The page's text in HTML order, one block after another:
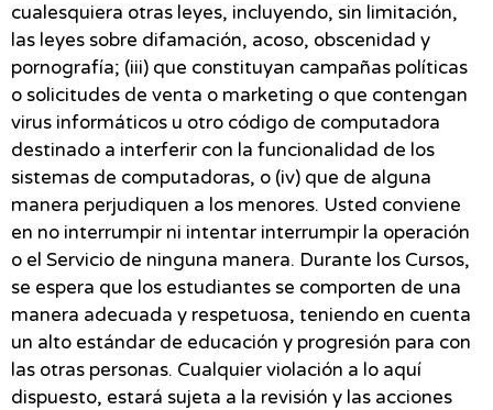
cualesquiera otras leyes, incluyendo, sin limitación,
las leyes sobre difamación, acoso, obscenidad y
pornografía; (iii) que constituyan campañas políticas
o solicitudes de venta o marketing o que contengan
virus informáticos u otro código de computadora
destinado a interferir con la funcionalidad de los
sistemas de computadoras, o (iv) que de alguna
manera perjudiquen a los menores. Usted conviene
en no interrumpir ni intentar interrumpir la operación
o el Servicio de ninguna manera. Durante los Cursos,
se espera que los estudiantes se comporten de una
manera adecuada y respetuosa, teniendo en cuenta
un alto estándar de educación y progresión para con
las otras personas. Cualquier violación a lo aquí
dispuesto, estará sujeta a la revisión y las acciones